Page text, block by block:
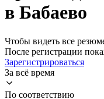
в Бабаево
Чтобы видеть все
После регистрации
Зарегистрироваться
За всё время
По соответствию